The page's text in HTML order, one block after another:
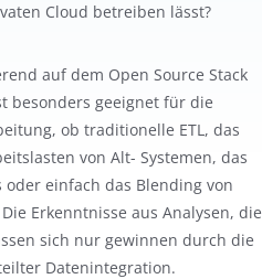
Cloud betreiben lässt?
auf dem Open Source Stack
besonders geeignet für die
ob traditionelle ETL, das
von Alt- Systemen, das
oder einfach das Blending von
Erkenntnisse aus Analysen, die
sich nur gewinnen durch die
Datenintegration.